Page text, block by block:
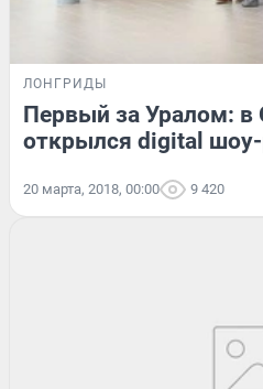
ЛОНГРИДЫ
Первый за Уралом: в
открылся digital
20 марта, 2018, 00:00 9 420